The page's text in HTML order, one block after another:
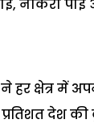
नौकरी
हर क्षेत्र में
प्रतिशत देश